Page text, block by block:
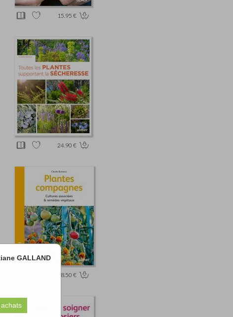
GALLAND
15.95 €
24.90 €
8.50 €